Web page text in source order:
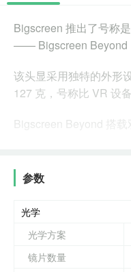
Bigscreen 推出了号称
—— Bigscreen Beyond
该头显采用独特的外形
127 克，号称比 VR 设
Bigscreen Beyond 搭
屏，也就是每个屏幕分
相比传统的 VR 设备，
戴者的脸型进行定制。
会收到一封电子邮件，
据官方称，每个
参数
光学
光学方案
镜片数量